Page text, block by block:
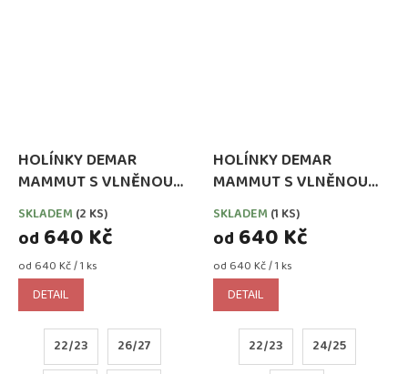
HOLÍNKY DEMAR
MAMMUT S VLNĚNOU
VLOŽKOU MODRÉ
SKLADEM (2 KS)
od 640 Kč
Měrná
cena:
od 640 Kč / 1 ks
DETAIL
22/23 26/27
HOLÍNKY DEMAR
MAMMUT S VLNĚNOU
VLOŽKOU RŮŽOVÉ
SKLADEM (1 KS)
od 640 Kč
Měrná
cena:
od 640 Kč / 1 ks
DETAIL
22/23 24/25